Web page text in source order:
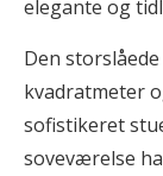
elegante og
Den
kvadratmeter
sofistikeret
soveværelse